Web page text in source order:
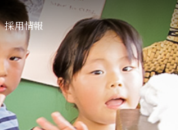
採用情報